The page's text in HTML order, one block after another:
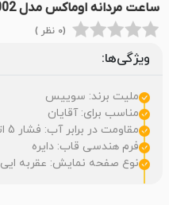
ساعت مردانه اوماکس مدل JSD001I002
(0 نظر )
ویژگی‌ها:
ملیت برند: سوییس
مناسب برای: آقایان
مقاومت در برابر آب: فشار 5 اتمسفر (در حد پاشیدگی آب)
فرم هندسی قاب: دایره
نوع صفحه نمایش: عقربه ایی